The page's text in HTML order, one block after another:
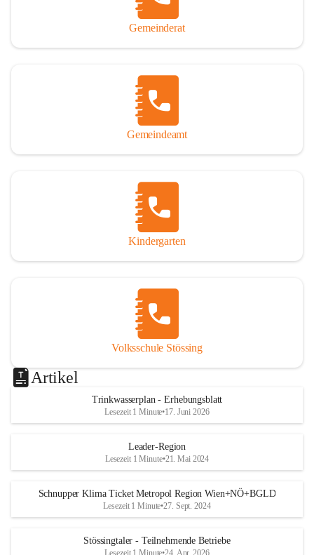
Gemeinderat
Gemeindeamt
Kindergarten
Volksschule Stössing
Artikel
Trinkwasserplan - Erhebungsblatt
Lesezeit 1 Minute•17. Juni 2026
Leader-Region
Lesezeit 1 Minute•21. Mai 2024
Schnupper Klima Ticket Metropol Region Wien+NÖ+BGLD
Lesezeit 1 Minute•27. Sept. 2024
Stössingtaler - Teilnehmende Betriebe
Lesezeit 1 Minute•24. Apr. 2026